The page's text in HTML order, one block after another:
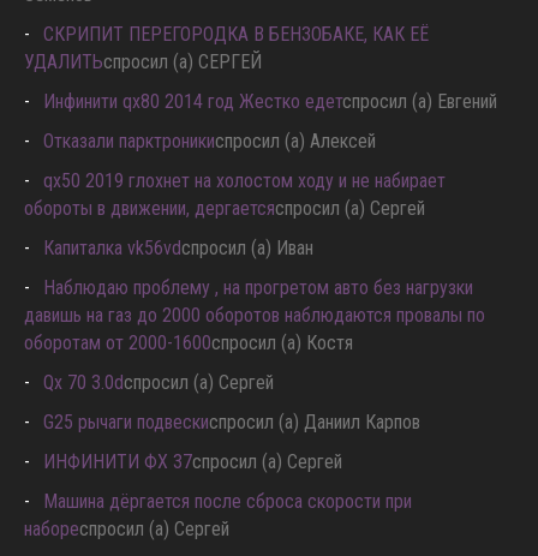
СКРИПИТ ПЕРЕГОРОДКА В БЕНЗОБАКЕ, КАК ЕЁ
УДАЛИТЬспросил (а) СЕРГЕЙ
Инфинити qx80 2014 год Жестко едетспросил (а) Евгений
Отказали парктроникиспросил (а) Алексей
qx50 2019 глохнет на холостом ходу и не набирает
обороты в движении, дергаетсяспросил (а) Сергей
Капиталка vk56vdспросил (а) Иван
Наблюдаю проблему , на прогретом авто без нагрузки
давишь на газ до 2000 оборотов наблюдаются провалы по
оборотам от 2000-1600спросил (а) Костя
Qx 70 3.0dспросил (а) Сергей
G25 рычаги подвескиспросил (а) Даниил Карпов
ИНФИНИТИ ФХ 37спросил (а) Сергей
Машина дёргается после сброса скорости при
набореспросил (а) Сергей